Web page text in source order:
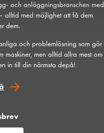
och anläggningsbranschen med
alltid med möjlighet att få dem
dem.
och problemlösning som gör
maskiner, men alltid allra mest om
in till din närmsta depå!